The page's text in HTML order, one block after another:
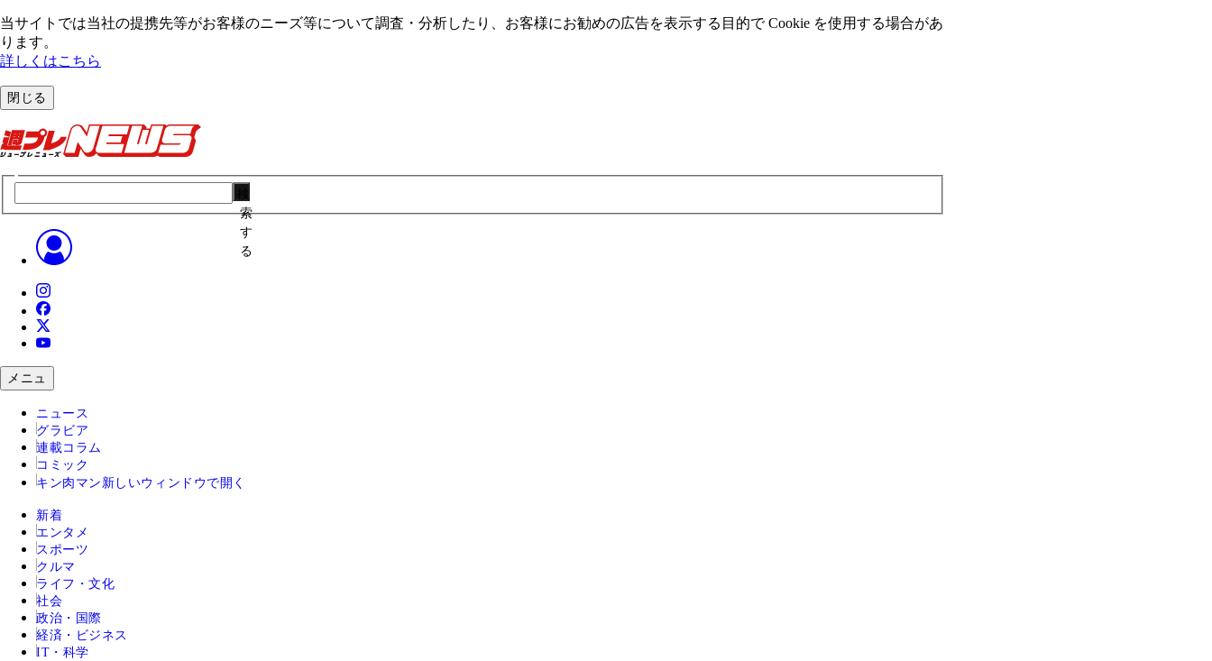
当サイトでは当社の提携先等がお客様のニーズ等について調査・分析したり、お客様にお勧めの広告を表⽰する⽬的で Cookie を使⽤する場合があ
ります。
詳しくはこちら
閉じる
索
す
る
メニュ
ニュース
グラビア
連載コラム
コミック
キン肉マン 新しいウィンドウで開く
新着
エンタメ
スポーツ
クルマ
ライフ・文化
社会
政治・国際
経済・ビジネス
IT・科学